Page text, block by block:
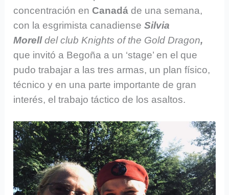
concentración enCanadá de una semana,
con la esgrimista canadienseSilvia
Morelldel club Knights of the Gold Dragon,
que invitó a Begoña a un ‘stage’ en el que
pudo trabajar a las tres armas, un plan físico,
técnico y en una parte importante de gran
interés, el trabajo táctico de los asaltos.